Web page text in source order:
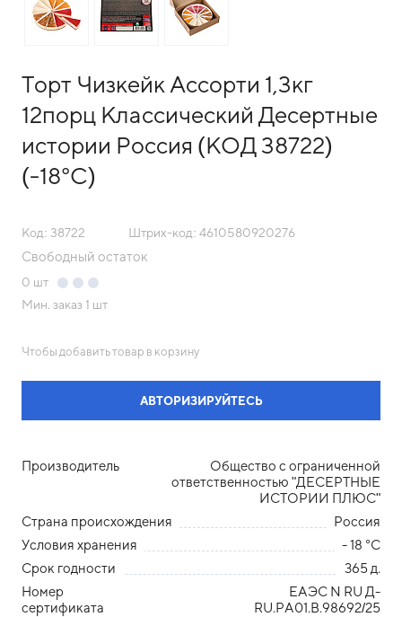
Торт Чизкейк Ассорти 1,3кг
12порц Классический Десертные
истории Россия (КОД 38722)
(-18°С)
Код: 38722 Штрих-код: 4610580920276
Свободный остаток
0 шт
Мин. заказ 1 шт
Чтобы добавить товар в корзину
АВТОРИЗИРУЙТЕСЬ
Производитель
Общество с ограниченной
ответственностью "ДЕСЕРТНЫЕ
ИСТОРИИ ПЛЮС"
Страна происхождения
Россия
Условия хранения
- 18 °С
Срок годности
365 д.
Номер
сертификата
ЕАЭС N RU Д-
RU.PA01.B.98692/25